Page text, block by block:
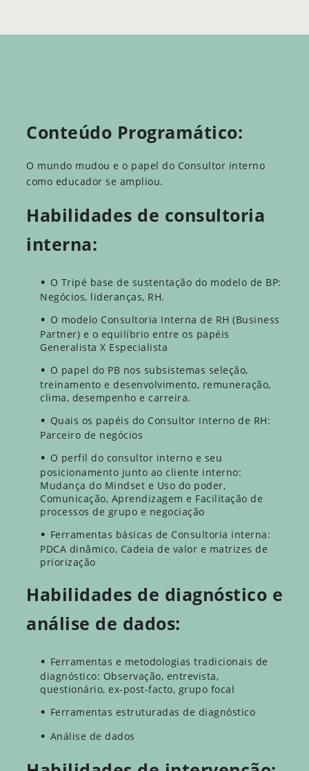
Conteúdo Programático:
O mundo mudou e o papel do Consultor interno
como educador se ampliou.
Habilidades de consultoria
interna:
O Tripé base de sustentação do modelo de BP:
Negócios, lideranças, RH.
O modelo Consultoria Interna de RH (Business
Partner) e o equilíbrio entre os papéis
Generalista X Especialista
O papel do PB nos subsistemas seleção,
treinamento e desenvolvimento, remuneração,
clima, desempenho e carreira.
Quais os papéis do Consultor Interno de RH:
Parceiro de negócios
O perfil do consultor interno e seu
posicionamento junto ao cliente interno:
Mudança do Mindset e Uso do poder,
Comunicação, Aprendizagem e Facilitação de
processos de grupo e negociação
Ferramentas básicas de Consultoria interna:
PDCA dinâmico, Cadeia de valor e matrizes de
priorização
Habilidades de diagnóstico e
análise de dados:
Ferramentas e metodologias tradicionais de
diagnóstico: Observação, entrevista,
questionário, ex-post-facto, grupo focal
Ferramentas estruturadas de diagnóstico
Análise de dados